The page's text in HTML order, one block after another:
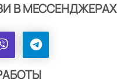
В МЕССЕНДЖЕРАХ